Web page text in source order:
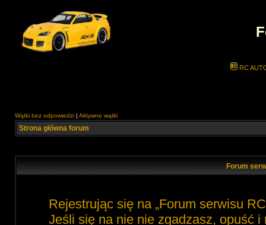
RC
Wątki bez odpowiedzi | Aktywne wątki
Strona główna forum
Forum
Rejestrując się na „Forum serwisu
Jeśli się na nie nie zgadzasz, opuść i